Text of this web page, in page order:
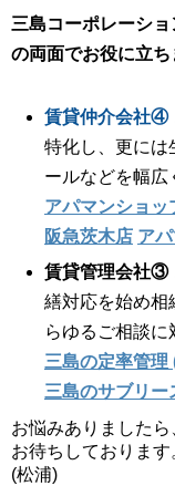
三島コーポレーシ
の両面でお役に立ち
賃貸仲介会社④
特化し、更には
ールなどを幅広
アパマンショ
阪急茨木店 ア
賃貸管理会社③
繕対応を始め相
らゆるご相談に
三島の定率管理
三島のサブリー
お悩みありましたら
お待ちしております
(松浦)